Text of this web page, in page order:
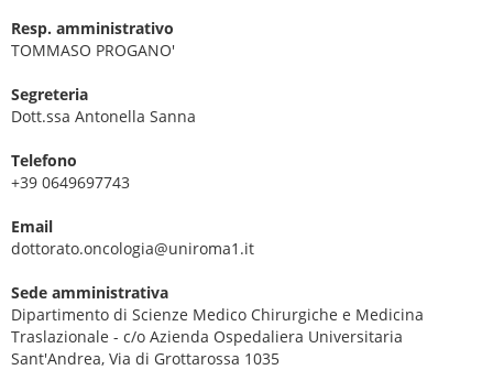
Resp. amministrativo
TOMMASO PROGANO'
Segreteria
Dott.ssa Antonella Sanna
Telefono
+39 0649697743
Email
dottorato.oncologia@uniroma1.it
Sede amministrativa
Dipartimento di Scienze Medico Chirurgiche e Medicina
Traslazionale - c/o Azienda Ospedaliera Universitaria
Sant'Andrea, Via di Grottarossa 1035